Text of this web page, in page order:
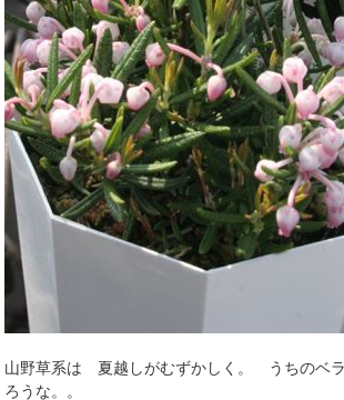
山野草系は 夏越しがむずかしく。 うちのベ
ろうな。。